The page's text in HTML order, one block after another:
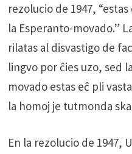
rezolucio de 1947,
la Esperanto-movado.”
rilatas al disvastigo de
lingvo por ĉies uzo, sed
movado estas eĉ pli
la homoj je tutmonda
En la rezolucio de 1947,